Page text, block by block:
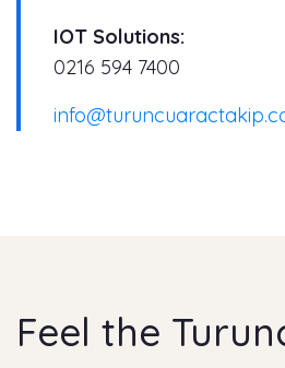
IOT Solutions:
0216 594 7400
Feel the